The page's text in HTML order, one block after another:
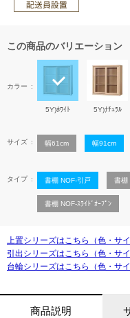
この商品のバリエーション
カラー
5Y)ﾎﾜｲﾄ 5Y)ﾅﾁｭﾗﾙ
サイズ 幅61cm 幅91cm
タイプ 書棚 NOF-引戸 書棚
書棚 NOF-ｽﾗｲﾄﾞｵｰﾌﾟﾝ
上置シリーズはこちら（色・サ
引出シリーズはこちら（色・サ
台輪シリーズはこちら（色・サ
商品説明